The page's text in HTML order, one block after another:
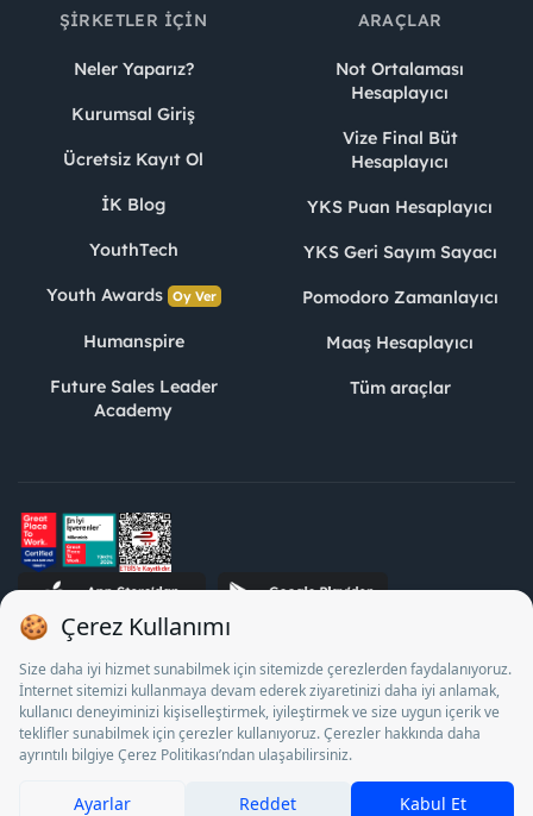
ŞIRKETLER İÇIN
Neler Yaparız?
Kurumsal Giriş
Ücretsiz Kayıt Ol
İK Blog
YouthTech
Youth Awards Oy Ver
Humanspire
Future Sales Leader
Academy
ARAÇLAR
Not Ortalaması
Hesaplayıcı
Vize Final Büt
Hesaplayıcı
YKS Puan Hesaplayıcı
YKS Geri Sayım Sayacı
Pomodoro Zamanlayıcı
Maaş Hesaplayıcı
Tüm araçlar
STJ İnsan Kaynakları Bilişim ve Danışmanlık A.Ş. Özel İstihdam
Bürosu Olarak 13/05/2025 - 12/05/2028 tarihleri arasında
faaliyette bulunmak üzere, Türkiye İş Kurumu tarafından
18/04/2025 tarih ve 18095710 sayılı karar uyarınca 1078 nolu
belge ile faaliyet göstermektedir. 4904 sayılı kanun uyarınca iş
arayanlardan ücret alınması yasaktır.